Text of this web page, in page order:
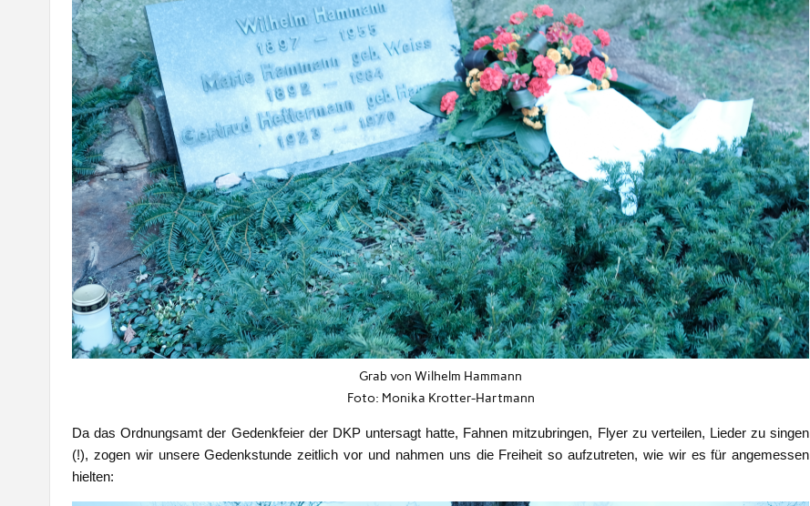
Grab von Wilhelm Hammann
Foto: Monika Krotter-Hartmann
Da das Ordnungsamt der Gedenkfeier der DKP untersagt hatte, Fahnen mitzubringen, Flyer zu verteilen, Lieder zu singen
(!), zogen wir unsere Gedenkstunde zeitlich vor und nahmen uns die Freiheit so aufzutreten, wie wir es für angemessen
hielten: